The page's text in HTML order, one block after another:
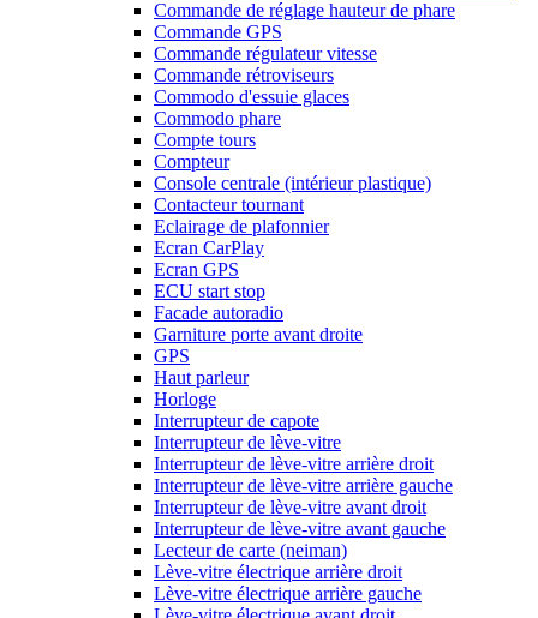
Commande de réglage hauteur de phare
Commande GPS
Commande régulateur vitesse
Commande rétroviseurs
Commodo d'essuie glaces
Commodo phare
Compte tours
Compteur
Console centrale (intérieur plastique)
Contacteur tournant
Eclairage de plafonnier
Ecran CarPlay
Ecran GPS
ECU start stop
Facade autoradio
Garniture porte avant droite
GPS
Haut parleur
Horloge
Interrupteur de capote
Interrupteur de lève-vitre
Interrupteur de lève-vitre arrière droit
Interrupteur de lève-vitre arrière gauche
Interrupteur de lève-vitre avant droit
Interrupteur de lève-vitre avant gauche
Lecteur de carte (neiman)
Lève-vitre électrique arrière droit
Lève-vitre électrique arrière gauche